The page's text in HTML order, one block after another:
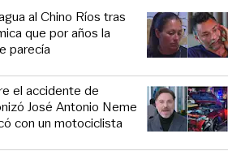
al Chino Ríos tras
que por años la
parecía
el accidente de
José Antonio Neme
con un motociclista